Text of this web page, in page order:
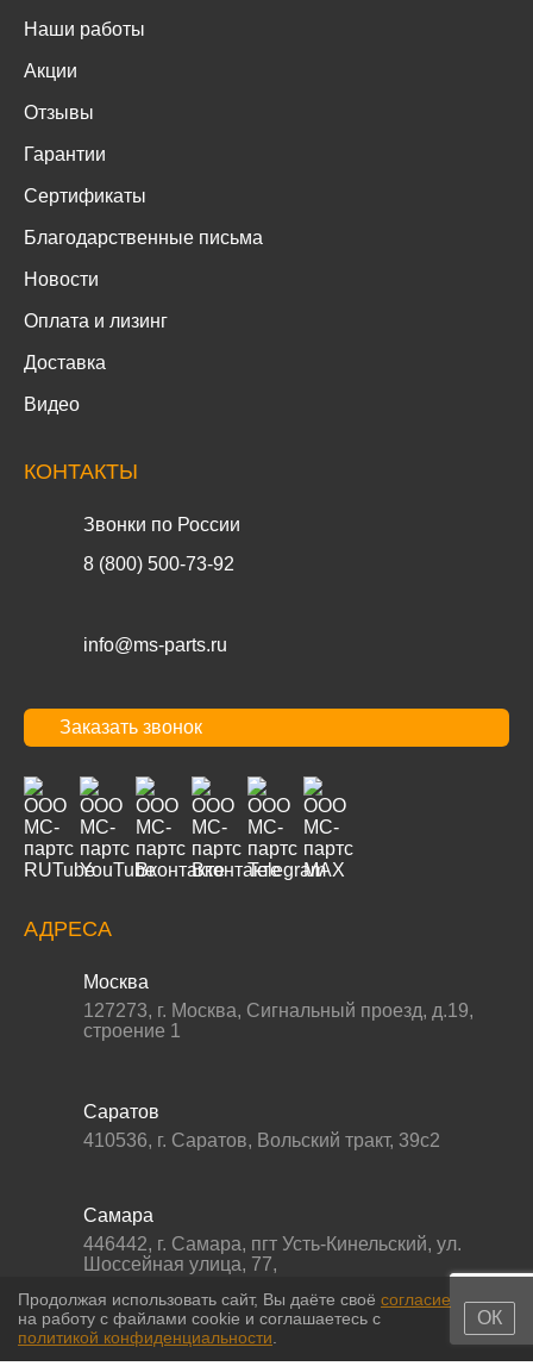
Наши работы
Акции
Отзывы
Гарантии
Сертификаты
Благодарственные письма
Новости
Оплата и лизинг
Доставка
Видео
КОНТАКТЫ
Звонки по России
8 (800) 500-73-92
info@ms-parts.ru
Заказать звонок
АДРЕСА
Москва
127273, г. Москва, Сигнальный проезд, д.19,
строение 1
Саратов
410536, г. Саратов, Вольский тракт, 39с2
Самара
446442, г. Самара, пгт Усть-Кинельский, ул.
Шоссейная улица, 77,
Продолжая использовать сайт, Вы даёте своё согласие
на работу с файлами cookie и соглашаетесь с
политикой конфиденциальности
ОК